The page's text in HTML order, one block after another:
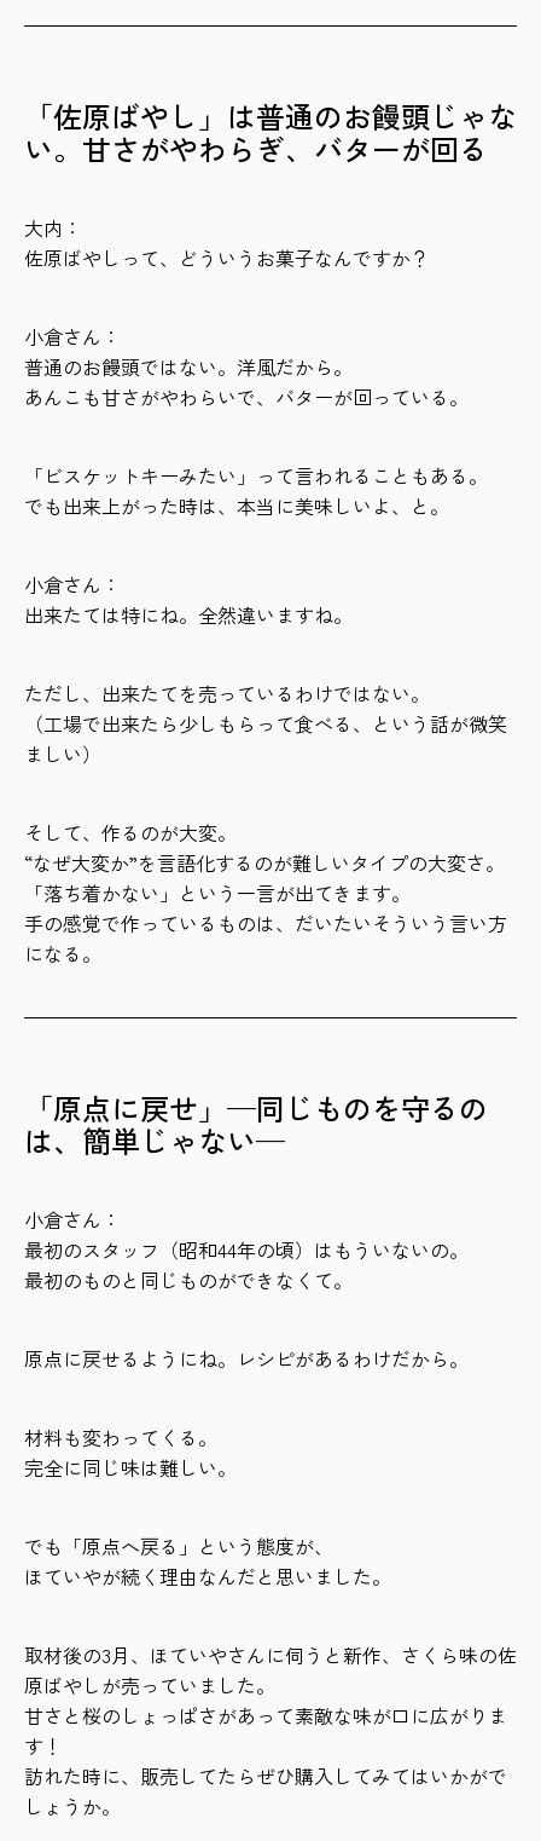
「佐原ばやし」は普通のお饅頭じゃな
い。甘さがやわらぎ、バターが回る
大内：
佐原ばやしって、どういうお菓子なんですか？
小倉さん：
普通のお饅頭ではない。洋風だから。
あんこも甘さがやわらいで、バターが回っている。
「ビスケットキーみたい」って言われることもある。
でも出来上がった時は、本当に美味しいよ、と。
小倉さん：
出来たては特にね。全然違いますね。
ただし、出来たてを売っているわけではない。
（工場で出来たら少しもらって食べる、という話が微笑
ましい）
そして、作るのが大変。
“なぜ大変か”を言語化するのが難しいタイプの大変さ。
「落ち着かない」という一言が出てきます。
手の感覚で作っているものは、だいたいそういう言い方
になる。
「原点に戻せ」—同じものを守るの
は、簡単じゃない—
小倉さん：
最初のスタッフ（昭和44年の頃）はもういないの。
最初のものと同じものができなくて。
原点に戻せるようにね。レシピがあるわけだから。
材料も変わってくる。
完全に同じ味は難しい。
でも「原点へ戻る」という態度が、
ほていやが続く理由なんだと思いました。
取材後の3月、ほていやさんに伺うと新作、さくら味の佐
原ばやしが売っていました。
甘さと桜のしょっぱさがあって素敵な味が口に広がりま
す！
訪れた時に、販売してたらぜひ購入してみてはいかがで
しょうか。